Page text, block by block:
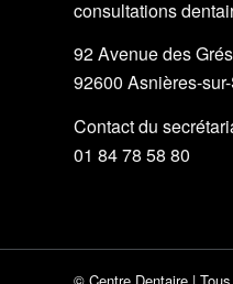
consultations
92 Avenue des
92600 Asnières-
Contact du
01 84 78 58 80